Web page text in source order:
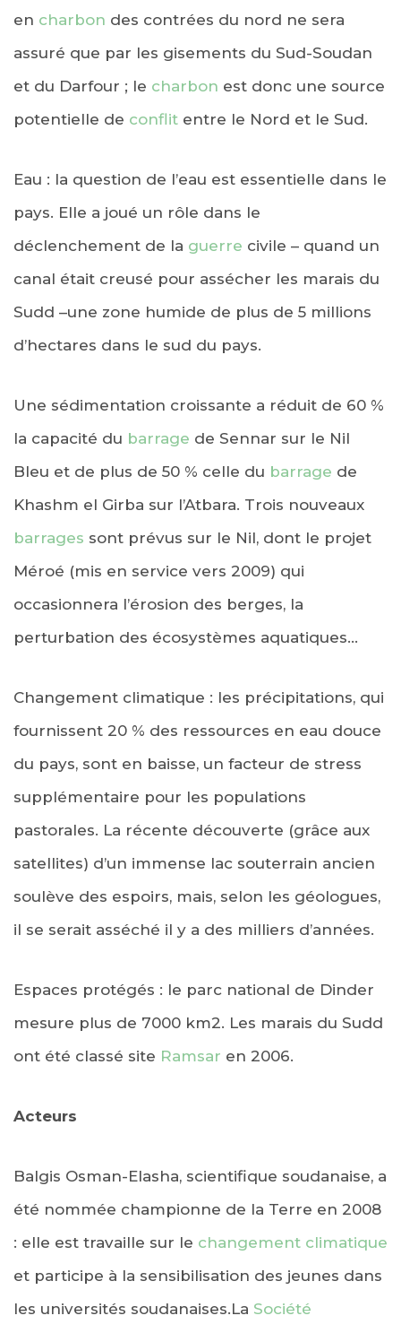
en charbon des contrées du nord ne sera
assuré que par les gisements du Sud-Soudan
et du Darfour ; le charbon est donc une source
potentielle de conflit entre le Nord et le Sud.
Eau : la question de l’eau est essentielle dans le
pays. Elle a joué un rôle dans le
déclenchement de la guerre civile – quand un
canal était creusé pour assécher les marais du
Sudd –une zone humide de plus de 5 millions
d’hectares dans le sud du pays.
Une sédimentation croissante a réduit de 60 %
la capacité du barrage de Sennar sur le Nil
Bleu et de plus de 50 % celle du barrage de
Khashm el Girba sur l’Atbara. Trois nouveaux
barrages sont prévus sur le Nil, dont le projet
Méroé (mis en service vers 2009) qui
occasionnera l’érosion des berges, la
perturbation des écosystèmes aquatiques…
Changement climatique : les précipitations, qui
fournissent 20 % des ressources en eau douce
du pays, sont en baisse, un facteur de stress
supplémentaire pour les populations
pastorales. La récente découverte (grâce aux
satellites) d’un immense lac souterrain ancien
soulève des espoirs, mais, selon les géologues,
il se serait asséché il y a des milliers d’années.
Espaces protégés : le parc national de Dinder
mesure plus de 7000 km2. Les marais du Sudd
ont été classé site Ramsar en 2006.
Acteurs
Balgis Osman-Elasha, scientifique soudanaise, a
été nommée championne de la Terre en 2008
: elle est travaille sur le changement climatique
et participe à la sensibilisation des jeunes dans
les universités soudanaises.La Société